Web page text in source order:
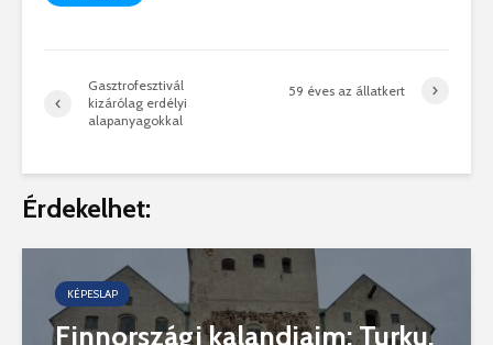
Gasztrofesztivál
kizárólag erdélyi
alapanyagokkal
59 éves az állatkert
Érdekelhet:
KÉPESLAP
Finnországi kalandjaim: Turku,